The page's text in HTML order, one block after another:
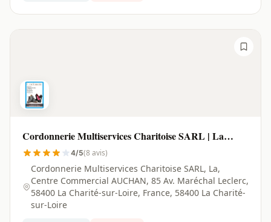
Cordonnerie Multiservices Charitoise SARL | La
Charité-sur-Loire - 58400
4/5(8 avis)
Cordonnerie Multiservices Charitoise SARL, La,
Centre Commercial AUCHAN, 85 Av. Maréchal Leclerc,
58400 La Charité-sur-Loire, France, 58400 La Charité-
sur-Loire